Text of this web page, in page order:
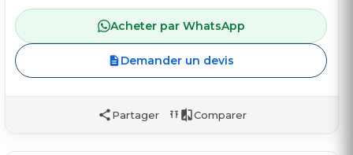
Acheter par WhatsApp
Demander un devis
Partager Comparer